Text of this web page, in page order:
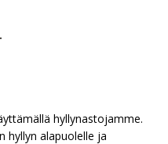
hyllynastojamme.
hyllyn alapuolelle ja